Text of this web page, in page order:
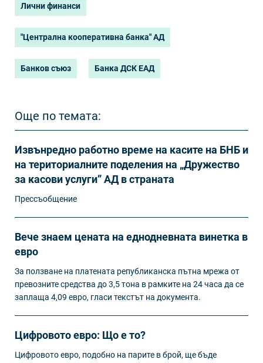
Лични финанси
"Централна кооперативна банка" АД
Банков съюз Банка ДСК ЕАД
Още по темата:
Извънредно работно време на касите на БНБ и
на териториалните поделения на „Дружество
за касови услуги” АД в страната
Прессъобщение
Вече знаем цената на еднодневната винетка в
евро
За ползване на платената републиканска пътна мрежа от
превозните средства до 3,5 тона в рамките на 24 часа да се
заплаща 4,09 евро, гласи текстът на документа.
Цифровото евро: Що е то?
Цифровото евро, подобно на парите в брой, ще бъде